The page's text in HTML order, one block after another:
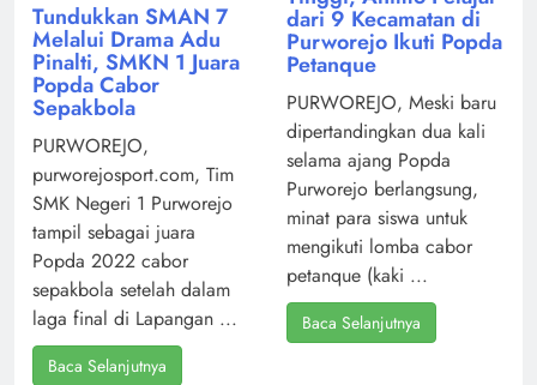
Tundukkan SMAN 7
Melalui Drama Adu
Pinalti, SMKN 1 Juara
Popda Cabor
Sepakbola
PURWOREJO,
purworejosport.com, Tim
SMK Negeri 1 Purworejo
tampil sebagai juara
Popda 2022 cabor
sepakbola setelah dalam
laga final di Lapangan ...
Baca Selanjutnya
dari 9 Kecamatan di
Purworejo Ikuti Popda
Petanque
PURWOREJO, Meski baru
dipertandingkan dua kali
selama ajang Popda
Purworejo berlangsung,
minat para siswa untuk
mengikuti lomba cabor
petanque (kaki ...
Baca Selanjutnya